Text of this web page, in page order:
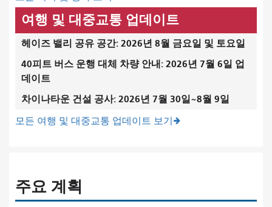
여행 및 대중교통 업데이트
헤이즈 밸리 공유 공간: 2026년 8월 금요일 및 토요일
40피트 버스 운행 대체 차량 안내: 2026년 7월 6일 업
데이트
차이나타운 건설 공사: 2026년 7월 30일~8월 9일
모든 여행 및 대중교통 업데이트 보기
주요 계획